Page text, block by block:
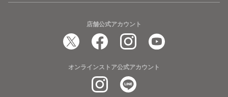
店舗公式アカウント
オンラインストア公式アカウント